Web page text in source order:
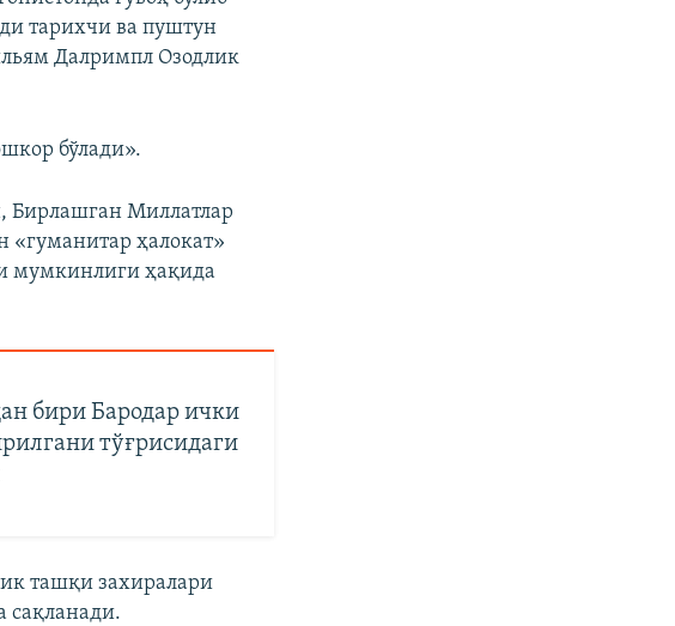
тарихчи ва пуштун
Далримпл Озодлик
бўлади».
Бирлашган Миллатлар
ҳалокат»
мумкинлиги ҳақида
бири Бародар ички
тўғрисидаги
ташқи захиралари
сақланади.